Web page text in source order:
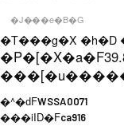
�J���e�B�G
�T���g�X �h�D
�P�[�X�a�F
�^�ԁFWSSA0071
���iID�Fca916